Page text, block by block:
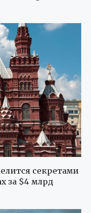
секретами
за $4 млрд